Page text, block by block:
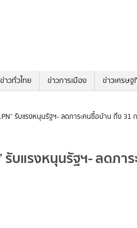
ข่าวทั่วไทย ข่าวการเมือง ข่าวเศรษฐ
รับแรงหนุนรัฐฯ- ลดภาระคนซื้อบ้าน ถึง 31
บแรงหนุนรัฐฯ- ลดภา